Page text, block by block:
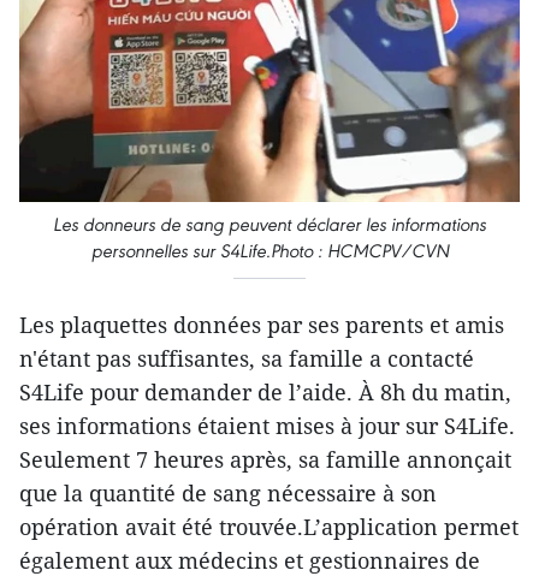
Les donneurs de sang peuvent déclarer les informations
personnelles sur S4Life.Photo : HCMCPV/CVN
Les plaquettes données par ses parents et amis
n'étant pas suffisantes, sa famille a contacté
S4Life pour demander de l’aide. À 8h du matin,
ses informations étaient mises à jour sur S4Life.
Seulement 7 heures après, sa famille annonçait
que la quantité de sang nécessaire à son
opération avait été trouvée.L’application permet
également aux médecins et gestionnaires de